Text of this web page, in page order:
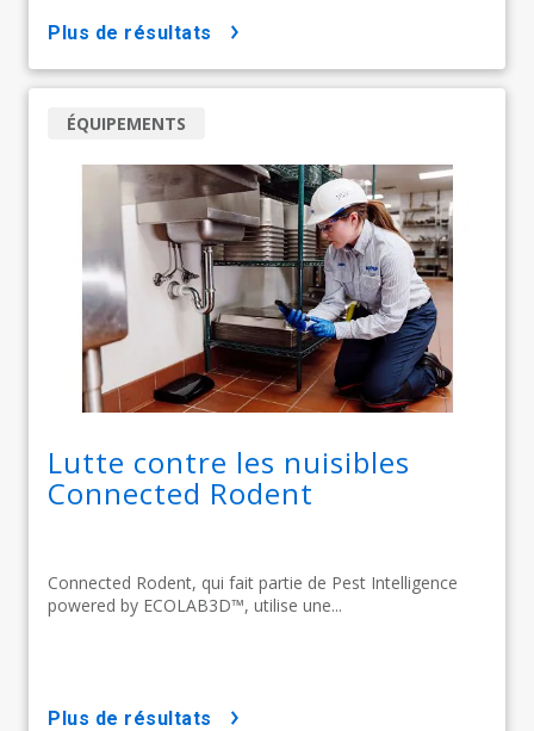
plus de résultats
Lutte contre les nuisibles
Connected Rodent
Connected Rodent, qui fait partie de Pest Intelligence
powered by ECOLAB3D™, utilise une...
ÉQUIPEMENTS
plus de résultats